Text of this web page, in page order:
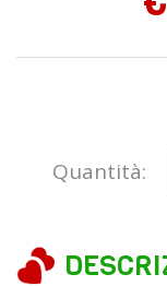
Quantità: